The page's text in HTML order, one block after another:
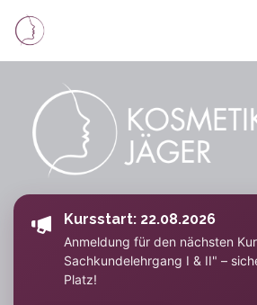
Kursstart: 22.08.2026
Anmeldung für den nächsten
Sachkundelehrgang I & II" –
Platz!